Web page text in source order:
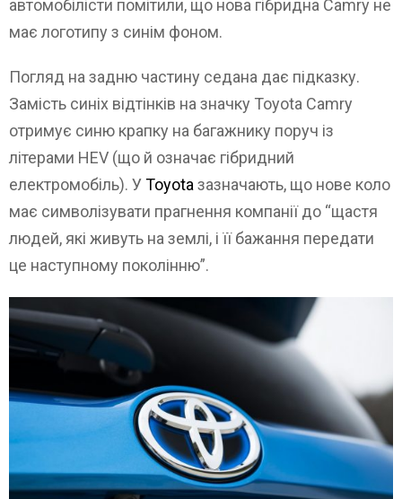
автомобілісти помітили, що нова гібридна Camry не
має логотипу з синім фоном.
Погляд на задню частину седана дає підказку.
Замість синіх відтінків на значку Toyota Camry
отримує синю крапку на багажнику поруч із
літерами HEV (що й означає гібридний
електромобіль). УToyota зазначають, що нове коло
має символізувати прагнення компанії до “щастя
людей, які живуть на землі, і її бажання передати
це наступному поколінню”.